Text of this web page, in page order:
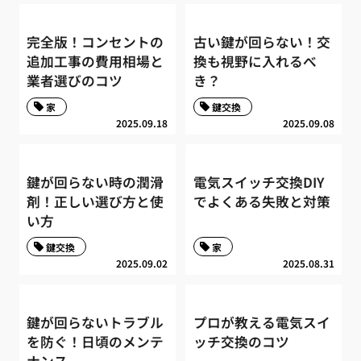
完全版！コンセントの
追加工事の費用相場と
業者選びのコツ
2025.09.18
家
古い鍵が回らない！交
換も視野に入れるべ
き？
2025.09.08
鍵交換
鍵が回らない時の潤滑
剤！正しい選び方と使
い方
2025.09.02
鍵交換
電気スイッチ交換DIY
でよくある失敗と対策
2025.08.31
家
鍵が回らないトラブル
を防ぐ！日頃のメンテ
プロが教える電気スイ
ッチ交換のコツ